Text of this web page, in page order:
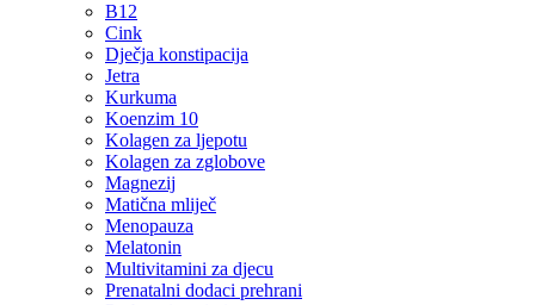
B12
Cink
Dječja konstipacija
Jetra
Kurkuma
Koenzim 10
Kolagen za ljepotu
Kolagen za zglobove
Magnezij
Matična mliječ
Menopauza
Melatonin
Multivitamini za djecu
Prenatalni dodaci prehrani